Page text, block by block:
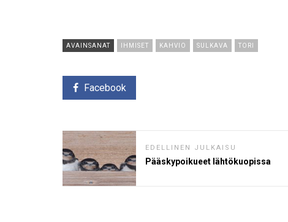
AVAINSANAT IHMISET KAHVIO SULKAVA TORI
Facebook
EDELLINEN JULKAISU
Pääskypoikueet lähtökuopissa